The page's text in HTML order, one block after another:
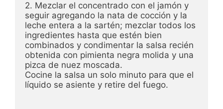
2. Mezclar el concentrado con el jamón y
seguir agregando la nata de cocción y la
leche entera a la sartén; mezclar todos los
ingredientes hasta que estén bien
combinados y condimentar la salsa recién
obtenida con pimienta negra molida y una
pizca de nuez moscada.
Cocine la salsa un solo minuto para que el
líquido se asiente y retire del fuego.